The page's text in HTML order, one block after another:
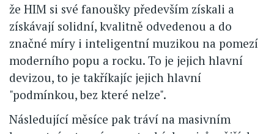
že HIM si své fanoušky především získali a
získávají solidní, kvalitně odvedenou a do
značné míry i inteligentní muzikou na pomezí
moderního popu a rocku. To je jejich hlavní
devizou, to je takříkajíc jejich hlavní
"podmínkou, bez které nelze".
Následující měsíce pak tráví na masivním